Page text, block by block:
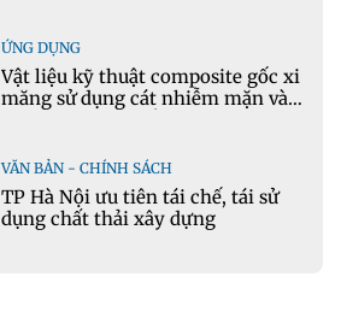
ỨNG DỤNG
Vật liệu kỹ thuật composite gốc xi
măng sử dụng cát nhiễm mặn và
VĂN BẢN - CHÍNH SÁCH
TP Hà Nội ưu tiên tái chế, tái sử
dụng chất thải xây dựng